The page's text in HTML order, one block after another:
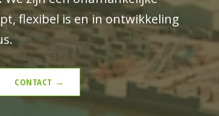
flexibel is en in ontwikkeling
CONTACT →